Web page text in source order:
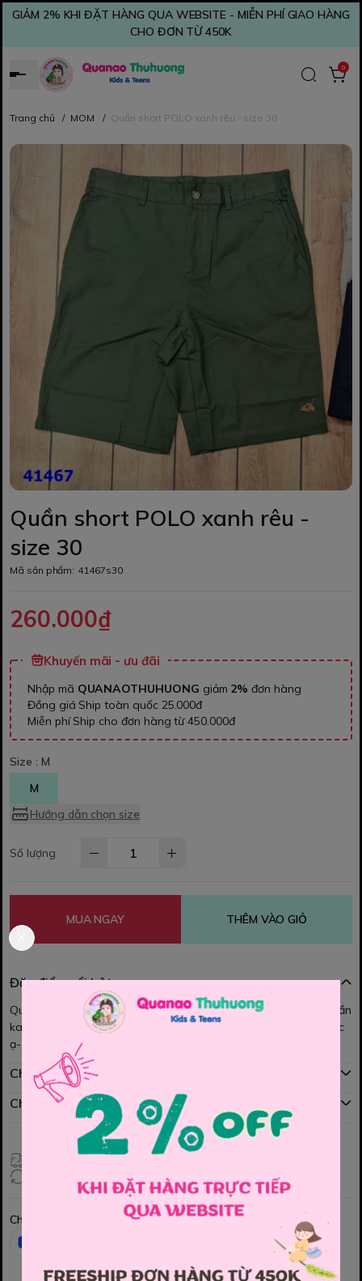
GIẢM 2% KHI ĐẶT HÀNG QUA WEBSITE - MIỄN PHÍ GIAO HÀNG
CHO ĐƠN TỪ 450K
0
Trang chủ / MOM / Quần short POLO xanh rêu - size 30
Quần short POLO xanh rêu -
size 30
Mã sản phẩm: 41467s30
260.000₫
Khuyến mãi - ưu đãi
Nhập mã QUANAOTHUHUONG giảm 2% đơn hàng
Đồng giá Ship toàn quốc 25.000đ
Miễn phí Ship cho đơn hàng từ 450.000đ
Size : M
M
Hướng dẫn chọn size
Số lượng
MUA NGAY THÊM VÀO GIỎ
Đặc điểm nổi bật
Quần short POLO -- Quần short mới cho ba và bé trai lớn ạ Quần
kaki cotton mềm mịn - Có lưng thun 2 bên eo co giãn rất dễ mặc
ạ- Phù hợp cho ba và bé trai lớn mặc siêu đẹp lun nhé cả nhà
Chính sách mua hàng
Chính sách đổi hàng
Đổi hàng 3 ngày (HCM), 7 ngày (Tỉnh)
Chia sẻ